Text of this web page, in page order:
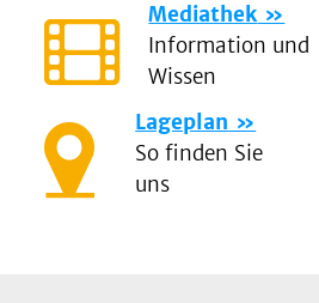
Mediathek
Information und
Wissen
Lageplan
So finden Sie
uns